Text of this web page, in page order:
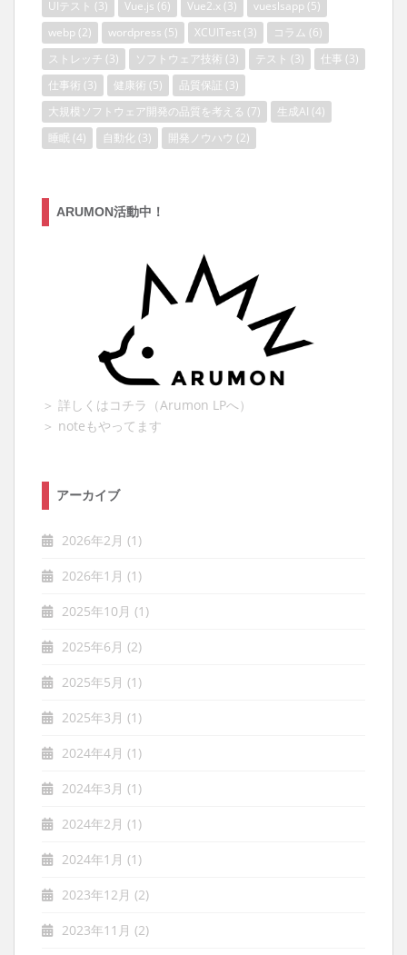
UIテスト (3) Vue.js (6) Vue2.x (3) vueslsapp (5)
webp (2) wordpress (5) XCUITest (3) コラム (6)
ストレッチ (3) ソフトウェア技術 (3) テスト (3) 仕事 (3)
仕事術 (3) 健康術 (5) 品質保証 (3)
大規模ソフトウェア開発の品質を考える (7) 生成AI (4)
睡眠 (4) 自動化 (3) 開発ノウハウ (2)
ARUMON活動中！
＞ 詳しくはコチラ（Arumon LPへ）
＞ noteもやってます
アーカイブ
2026年2月 (1)
2026年1月 (1)
2025年10月 (1)
2025年6月 (2)
2025年5月 (1)
2025年3月 (1)
2024年4月 (1)
2024年3月 (1)
2024年2月 (1)
2024年1月 (1)
2023年12月 (2)
2023年11月 (2)